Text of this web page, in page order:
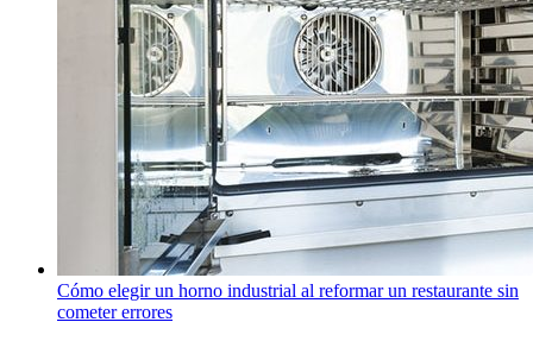
Cómo elegir un horno industrial al reformar un restaurante sin
cometer errores